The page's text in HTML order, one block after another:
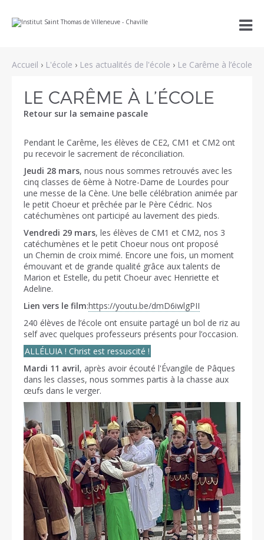
au
la
personnels

Accueil › L'école › Les actualités de l'école › Le Carême à l’école
LE CARÊME À L’ÉCOLE
Retour sur la semaine pascale
Pendant le Carême, les élèves de CE2, CM1 et CM2 ont
pu recevoir le sacrement de réconciliation.
Jeudi 28 mars, nous nous sommes retrouvés avec les
cinq classes de 6ème à Notre-Dame de Lourdes pour
une messe de la Cène. Une belle célébration animée par
le petit Choeur et prêchée par le Père Cédric. Nos
catéchumènes ont participé au lavement des pieds.
Vendredi 29 mars, les élèves de CM1 et CM2, nos 3
catéchumènes et le petit Choeur nous ont proposé
un Chemin de croix mimé. Encore une fois, un moment
émouvant et de grande qualité grâce aux talents de
Marion et Estelle, du petit Choeur avec Henriette et
Adeline.
Lien vers le film:https://youtu.be/dmD6iwlgPII
240 élèves de l’école ont ensuite partagé un bol de riz au
self avec quelques professeurs présents pour l’occasion.
ALLÉLUIA ! Christ est ressuscité !
Mardi 11 avril, après avoir écouté l'Évangile de Pâques
dans les classes, nous sommes partis à la chasse aux
œufs dans le verger.